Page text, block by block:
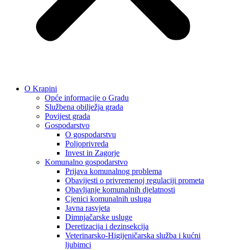
O Krapini
Opće informacije o Gradu
Službena obilježja grada
Povijest grada
Gospodarstvo
O gospodarstvu
Poljoprivreda
Invest in Zagorje
Komunalno gospodarstvo
Prijava komunalnog problema
Obavijesti o privremenoj regulaciji prometa
Obavljanje komunalnih djelatnosti
Cjenici komunalnih usluga
Javna rasvjeta
Dimnjačarske usluge
Deretizacija i dezinsekcija
Veterinarsko-Higijeničarska služba i kućni
ljubimci